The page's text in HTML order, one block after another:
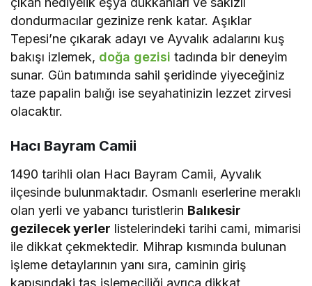
dondurmacılar gezinize renk katar. Aşıklar
Tepesi’ne çıkarak adayı ve Ayvalık adalarını kuş
bakışı izlemek, doğa gezisi tadında bir deneyim
sunar. Gün batımında sahil şeridinde yiyeceğiniz
taze papalin balığı ise seyahatinizin lezzet zirvesi
olacaktır.
Hacı Bayram Camii
1490 tarihli olan Hacı Bayram Camii, Ayvalık
ilçesinde bulunmaktadır. Osmanlı eserlerine meraklı
olan yerli ve yabancı turistlerin Balıkesir
gezilecek yerler listelerindeki tarihi cami, mimarisi
ile dikkat çekmektedir. Mihrap kısmında bulunan
işleme detaylarının yanı sıra, caminin giriş
kapısındaki taş işlemeciliği ayrıca dikkat